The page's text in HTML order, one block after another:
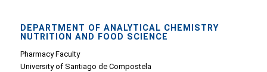
DEPARTMENT OF ANALYTICAL CHEMISTRY
NUTRITION AND FOOD SCIENCE
Pharmacy Faculty
University of Santiago de Compostela